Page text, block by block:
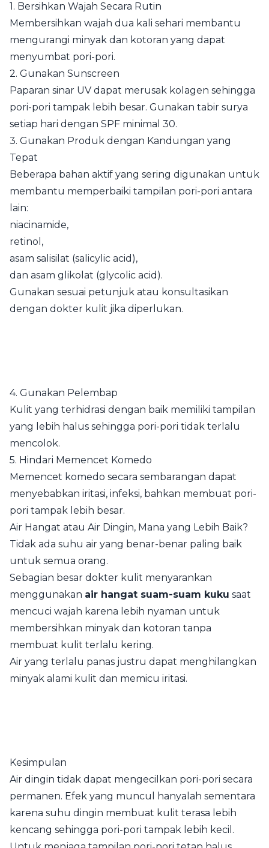
1. Bersihkan Wajah Secara Rutin
Membersihkan wajah dua kali sehari membantu
mengurangi minyak dan kotoran yang dapat
menyumbat pori-pori.
2. Gunakan Sunscreen
Paparan sinar UV dapat merusak kolagen sehingga
pori-pori tampak lebih besar. Gunakan tabir surya
setiap hari dengan SPF minimal 30.
3. Gunakan Produk dengan Kandungan yang
Tepat
Beberapa bahan aktif yang sering digunakan untuk
membantu memperbaiki tampilan pori-pori antara
lain:
niacinamide,
retinol,
asam salisilat (salicylic acid),
dan asam glikolat (glycolic acid).
Gunakan sesuai petunjuk atau konsultasikan
dengan dokter kulit jika diperlukan.
4. Gunakan Pelembap
Kulit yang terhidrasi dengan baik memiliki tampilan
yang lebih halus sehingga pori-pori tidak terlalu
mencolok.
5. Hindari Memencet Komedo
Memencet komedo secara sembarangan dapat
menyebabkan iritasi, infeksi, bahkan membuat pori-
pori tampak lebih besar.
Air Hangat atau Air Dingin, Mana yang Lebih Baik?
Tidak ada suhu air yang benar-benar paling baik
untuk semua orang.
Sebagian besar dokter kulit menyarankan
menggunakan air hangat suam-suam kuku saat
mencuci wajah karena lebih nyaman untuk
membersihkan minyak dan kotoran tanpa
membuat kulit terlalu kering.
Air yang terlalu panas justru dapat menghilangkan
minyak alami kulit dan memicu iritasi.
Kesimpulan
Air dingin tidak dapat mengecilkan pori-pori secara
permanen. Efek yang muncul hanyalah sementara
karena suhu dingin membuat kulit terasa lebih
kencang sehingga pori-pori tampak lebih kecil.